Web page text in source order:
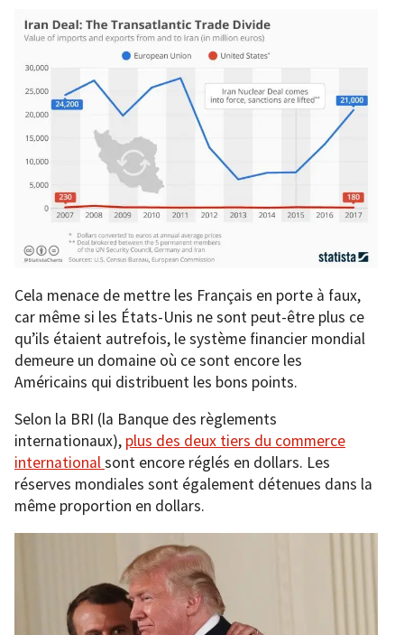
Cela menace de mettre les Français en porte à faux,
car même si les États-Unis ne sont peut-être plus ce
qu’ils étaient autrefois, le système financier mondial
demeure un domaine où ce sont encore les
Américains qui distribuent les bons points.
Selon la BRI (la Banque des règlements
internationaux), plus des deux tiers du commerce
internationalsont encore réglés en dollars. Les
réserves mondiales sont également détenues dans la
même proportion en dollars.